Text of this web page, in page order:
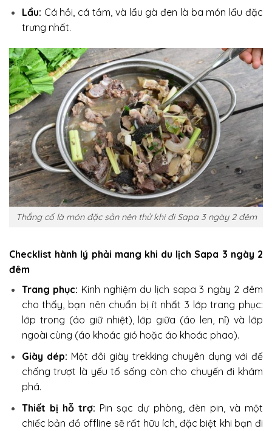
Lẩu: Cá hồi, cá tầm, và lẩu gà đen là ba món lẩu đặc
trưng nhất.
Thắng cố là món đặc sản nên thử khi đi Sapa 3 ngày 2 đêm
Checklist hành lý phải mang khi du lịch Sapa 3 ngày 2
đêm
Trang phục: Kinh nghiệm du lịch sapa 3 ngày 2 đêm
cho thấy, bạn nên chuẩn bị ít nhất 3 lớp trang phục:
lớp trong (áo giữ nhiệt), lớp giữa (áo len, nỉ) và lớp
ngoài cùng (áo khoác gió hoặc áo khoác phao).
Giày dép: Một đôi giày trekking chuyên dụng với đế
chống trượt là yếu tố sống còn cho chuyến đi khám
phá.
Thiết bị hỗ trợ: Pin sạc dự phòng, đèn pin, và một
chiếc bản đồ offline sẽ rất hữu ích, đặc biệt khi bạn đi